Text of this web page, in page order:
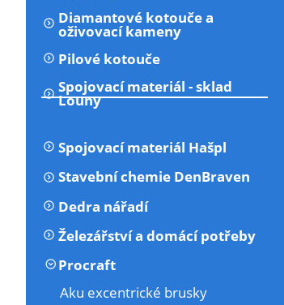
Diamantové kotouče a
oživovací kameny
Pilové kotouče
Spojovací materiál - sklad
Louny
Spojovací materiál Hašpl
Stavební chemie DenBraven
Dedra nářadí
Železářství a domácí potřeby
Procraft
Aku excentrické brusky